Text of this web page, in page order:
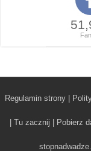
Regulamin strony|
Tu zacznij Pobierz